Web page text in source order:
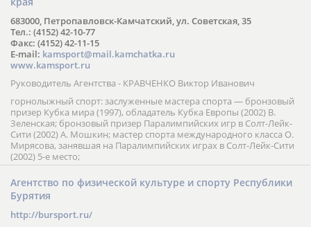
683000, Петропавловск-Камчатский, ул. Советская, 35
Тел.: (4152) 42-10-77
Факс: (4152) 42-11-15
E-mail: kamsport@mail.kamchatka.ru
www.kamsport.ru
Руководитель Агентства - КРАВЧЕНКО Виктор Иванович
горнолыжный спорт: заслуженные мастера спорта — бронзовый
призер Кубка мира (1997), обладатель Кубка Европы (2002) В.
Зеленская; бронзовый призер Паралимпийских игр в Солт-Лейк-
Сити (2002) А. Мошкин; мастер спорта международного класса О.
Мирясова, занявшая на Паралимпийских играх в Солт-Лейк-Сити
(2002) 5-е место;
Агентство по физической культуре и спорту Республики
Бурятия
http://bursport.ru/